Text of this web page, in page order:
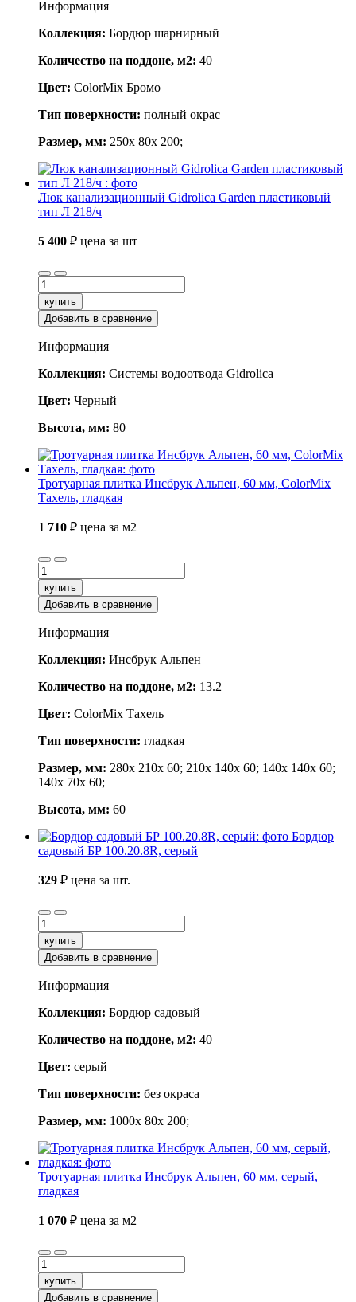
Информация
Коллекция: Бордюр шарнирный
Количество на поддоне, м2: 40
Цвет: ColorMix Бромо
Тип поверхности: полный окрас
Размер, мм: 250x 80x 200;
Люк канализационный Gidrolica Garden пластиковый
тип Л 218/ч
5 400 ₽ цена за шт
купить
Добавить в сравнение
Информация
Коллекция: Системы водоотвода Gidrolica
Цвет: Черный
Высота, мм: 80
Тротуарная плитка Инсбрук Альпен, 60 мм, ColorMix
Тахель, гладкая
1 710 ₽ цена за м2
купить
Добавить в сравнение
Информация
Коллекция: Инсбрук Альпен
Количество на поддоне, м2: 13.2
Цвет: ColorMix Тахель
Тип поверхности: гладкая
Размер, мм: 280x 210x 60; 210x 140x 60; 140x 140x 60;
140x 70x 60;
Высота, мм: 60
Бордюр
садовый БР 100.20.8R, серый
329 ₽ цена за шт.
купить
Добавить в сравнение
Информация
Коллекция: Бордюр садовый
Количество на поддоне, м2: 40
Цвет: серый
Тип поверхности: без окраса
Размер, мм: 1000x 80x 200;
Тротуарная плитка Инсбрук Альпен, 60 мм, серый,
гладкая
1 070 ₽ цена за м2
купить
Добавить в сравнение